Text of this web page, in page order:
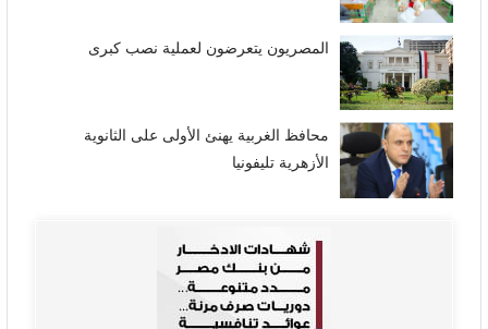
المصريون يتعرضون لعملية نصب كبرى
محافظ الغربية يهنئ الأولى على الثانوية
الأزهرية تليفونيا